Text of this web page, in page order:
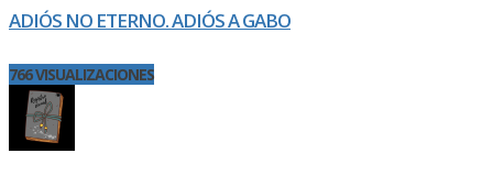
ADIÓS NO ETERNO. ADIÓS A GABO
766 VISUALIZACIONES